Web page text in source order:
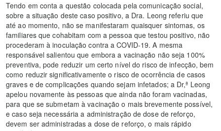
Tendo em conta a questão colocada pela comunicação social,
sobre a situação deste caso positivo, a Dra. Leong referiu que
até ao momento, não se manifestaram quaisquer sintomas, os
familiares que cohabitam com a pessoa que testou positivo, não
procederam à inoculação contra a COVID-19. A mesma
responsável salientou que embora a vacinação não seja 100%
preventiva, pode reduzir um certo nível do risco de infecção, bem
como reduzir significativamente o risco de ocorrência de casos
graves e de complicações quando sejam infetados; a Dr,ª Leong
apelou novamente às pessoas que ainda não foram vacinadas,
para que se submetam à vacinação o mais brevemente possível,
e caso seja necessária a administração de dose de reforço,
devem ser administradas a dose de reforço, o mais rápido